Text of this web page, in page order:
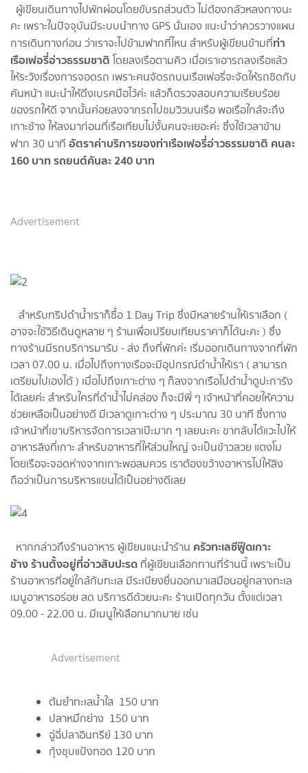
ผู้เขียนเดินทางไปพักผ่อนโดยขับรถส่วนตัว ไม่ต้องกลัวหลงทางนะ
คะ เพราะในปัจจุบันมีระบบนำทาง GPS นั่นเอง แนะนำว่าควรวางแผน
การเดินทางก่อน ว่าเราจะไปข้ามฟากที่ไหน สำหรับผู้เขียนข้ามที่ท่า
เรือเฟอรี่อ่าวธรรมชาติ โดยลงเรือตามคิว เมื่อเราเอารถลงเรือแล้ว
ให้ระวังเรื่องการจอดรถ เพราะคนจัดรถบนเรือเฟอรี่จะจัดให้รถชิดกับ
คันหน้า แนะนำให้ดึงเบรคมือไว้ค่ะ แล้วก็ตรวจสอบความเรียบร้อย
ของรถให้ดี จากนั้นค่อยลงจากรถไปชมวิวบนเรือ พอเรือใกล้จะถึง
เกาะช้าง ให้ลงมาก่อนที่เรือเทียบไม่งั้นคนจะเยอะค่ะ ซึ่งใช้เวลาข้าม
ฟาก 30 นาที อัตราค่าบริการของท่าเรือเฟอรี่อ่าวธรรมชาติ คนละ
160 บาท รถยนต์คันละ 240 บาท
Advertisement
สำหรับทริปดำน้ำเราก็ซื้อ 1 Day Trip ซึ่งมีหลายร้านให้เราเลือก (
อาจจะใช้วิธีเดินดูหลาย ๆ ร้านเพื่อเปรียบเทียบราคาก็ได้นะคะ ) ซึ่ง
ทางร้านมีรถบริการมารับ - ส่ง ถึงที่พักค่ะ เริ่มออกเดินทางจากที่พัก
เวลา 07.00 น. เมื่อไปถึงทางเรือจะมีอุปกรณ์ดำน้ำให้เรา ( สามารถ
เตรียมไปเองได้ ) เมื่อไปถึงเกาะต่าง ๆ ก็ลงจากเรือไปดำน้ำดูปะการัง
ได้เลยค่ะ สำหรับใครที่ดำน้ำไม่คล่อง ก็จะมีพี่ ๆ เจ้าหน้าที่คอยให้ความ
ช่วยเหลือเป็นอย่างดี มีเวลาดูเกาะต่าง ๆ ประมาณ 30 นาที ซึ่งทาง
เจ้าหน้าที่เขาบริหารจัดการเวลาเป๊ะมาก ๆ เลยนะคะ ขากลับได้แวะไปให้
อาหารลิงที่เกาะ สำหรับอาหารที่ให้ส่วนใหญ่ จะเป็นข้าวสวย แตงโม
โดยเรือจะจอดห่างจากเกาะพอสมควร เราต้องขว้างอาหารไปให้ลิง
ถือว่าเป็นการบริหารแขนได้เป็นอย่างดีเลย
หากกล่าวถึงร้านอาหาร ผู้เขียนแนะนำร้าน ครัวทะเลซีฟู๊ดเกาะ
ช้าง ร้านตั้งอยู่ที่อ่าวสับปะรด ที่ผู้เขียนเลือกทานที่ร้านนี้ เพราะเป็น
ร้านอาหารที่อยู่ใกล้กับทะเล มีระเบียงยื่นออกมาเสมือนอยู่กลางทะเล
เมนูอาหารอร่อย สด บริการดีด้วยนะคะ ร้านเปิดทุกวัน ตั้งแต่เวลา
09.00 - 22.00 น. มีเมนูให้เลือกมากมาย เช่น
Advertisement
ต้มยำทะเลน้ำใส 150 บาท
ปลาหมึกย่าง 150 บาท
ฉู่ฉี่ปลาอินทรีย์ 130 บาท
กุ้งชุบแป้งทอด 120 บาท